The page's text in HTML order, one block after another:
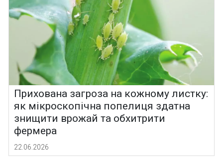
Прихована загроза на кожному листку:
як мікроскопічна попелиця здатна
знищити врожай та обхитрити
фермера
22.06.2026